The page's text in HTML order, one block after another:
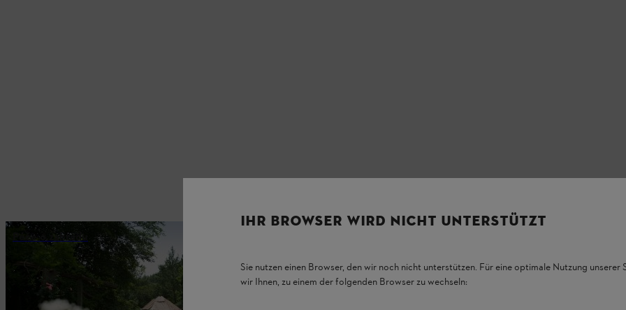
Péče o zahradu
IHR BROWSER WIRD NICHT UNTERSTÜTZT
Sie nutzen einen Browser, den wir noch nicht unterstützen. Für eine optimale Nutzung unserer
wir Ihnen, zu einem der folgenden Browser zu wechseln: